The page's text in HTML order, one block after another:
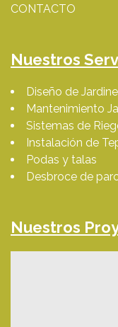
CONTACTO
Nuestros
Diseño de
Mantenimiento
Sistemas de
Instalación de
Podas y talas
Desbroce de
Nuestros